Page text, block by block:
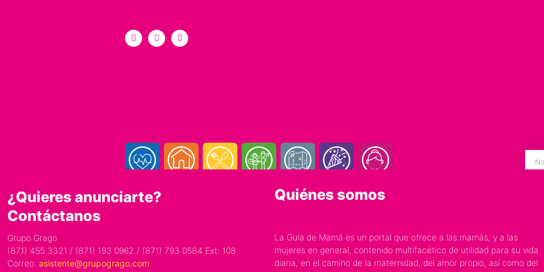
¿Quieres anunciarte?
Contáctanos
Grupo Grago
(871) 455 3321 / (871) 193 0962 / (871) 793 0584 Ext: 108
Correo: asistente@grupogrago.com
Quiénes somos
La Guía de Mamá es un portal que ofrece a las mamás, y a las
mujeres en general, contenido multifacético de utilidad para su vida
diaria, en el camino de la maternidad, del amor propio, así como del